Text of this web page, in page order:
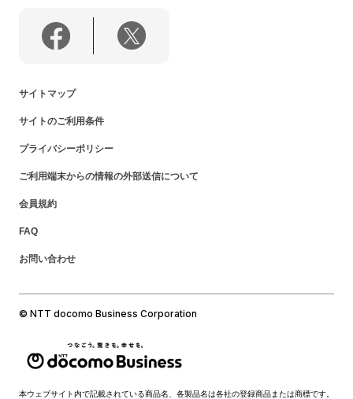
サイトマップ
サイトのご利用条件
プライバシーポリシー
ご利用端末からの情報の外部送信について
会員規約
FAQ
お問い合わせ
© NTT docomo Business Corporation
本ウェブサイト内で記載されている商品名、各製品名は各社の登録商品または商標です。